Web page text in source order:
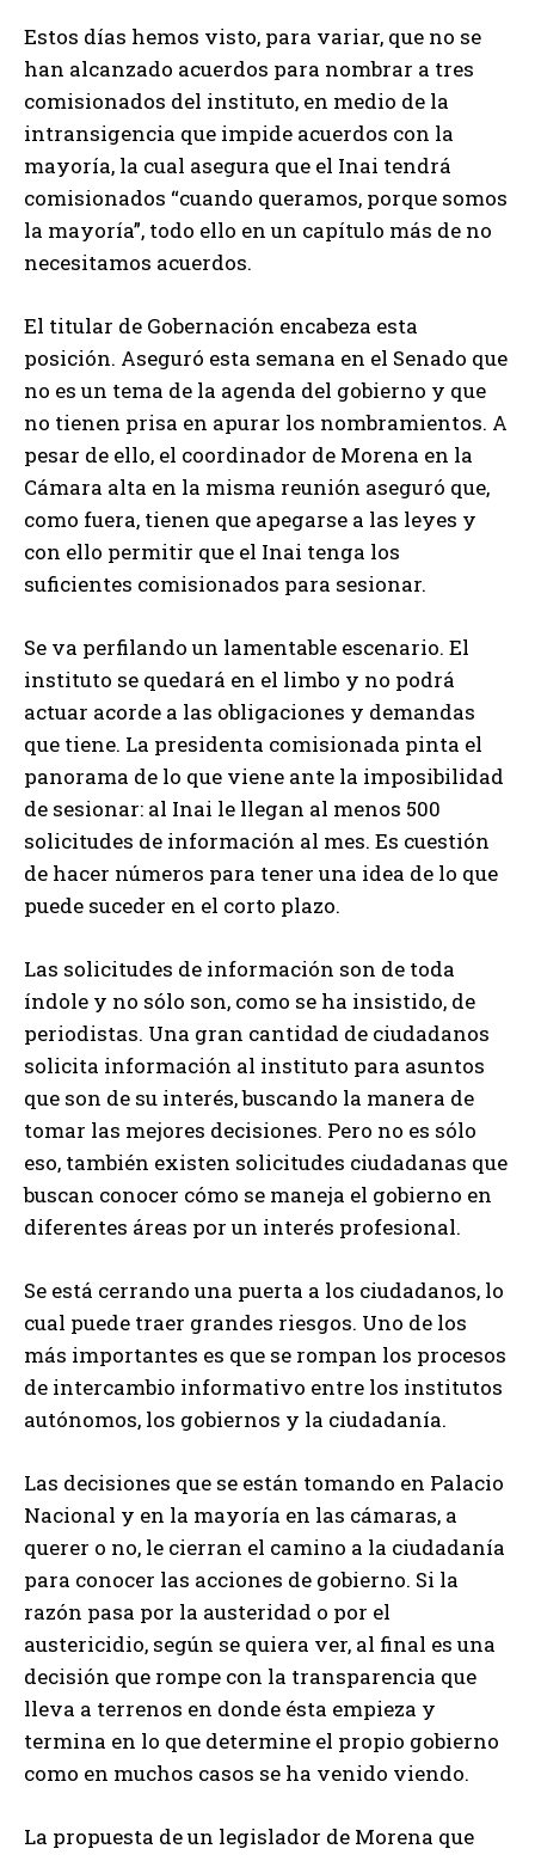
Estos días hemos visto, para variar, que no se
han alcanzado acuerdos para nombrar a tres
comisionados del instituto, en medio de la
intransigencia que impide acuerdos con la
mayoría, la cual asegura que el Inai tendrá
comisionados “cuando queramos, porque somos
la mayoría”, todo ello en un capítulo más de no
necesitamos acuerdos.
El titular de Gobernación encabeza esta
posición. Aseguró esta semana en el Senado que
no es un tema de la agenda del gobierno y que
no tienen prisa en apurar los nombramientos. A
pesar de ello, el coordinador de Morena en la
Cámara alta en la misma reunión aseguró que,
como fuera, tienen que apegarse a las leyes y
con ello permitir que el Inai tenga los
suficientes comisionados para sesionar.
Se va perfilando un lamentable escenario. El
instituto se quedará en el limbo y no podrá
actuar acorde a las obligaciones y demandas
que tiene. La presidenta comisionada pinta el
panorama de lo que viene ante la imposibilidad
de sesionar: al Inai le llegan al menos 500
solicitudes de información al mes. Es cuestión
de hacer números para tener una idea de lo que
puede suceder en el corto plazo.
Las solicitudes de información son de toda
índole y no sólo son, como se ha insistido, de
periodistas. Una gran cantidad de ciudadanos
solicita información al instituto para asuntos
que son de su interés, buscando la manera de
tomar las mejores decisiones. Pero no es sólo
eso, también existen solicitudes ciudadanas que
buscan conocer cómo se maneja el gobierno en
diferentes áreas por un interés profesional.
Se está cerrando una puerta a los ciudadanos, lo
cual puede traer grandes riesgos. Uno de los
más importantes es que se rompan los procesos
de intercambio informativo entre los institutos
autónomos, los gobiernos y la ciudadanía.
Las decisiones que se están tomando en Palacio
Nacional y en la mayoría en las cámaras, a
querer o no, le cierran el camino a la ciudadanía
para conocer las acciones de gobierno. Si la
razón pasa por la austeridad o por el
austericidio, según se quiera ver, al final es una
decisión que rompe con la transparencia que
lleva a terrenos en donde ésta empieza y
termina en lo que determine el propio gobierno
como en muchos casos se ha venido viendo.
La propuesta de un legislador de Morena que